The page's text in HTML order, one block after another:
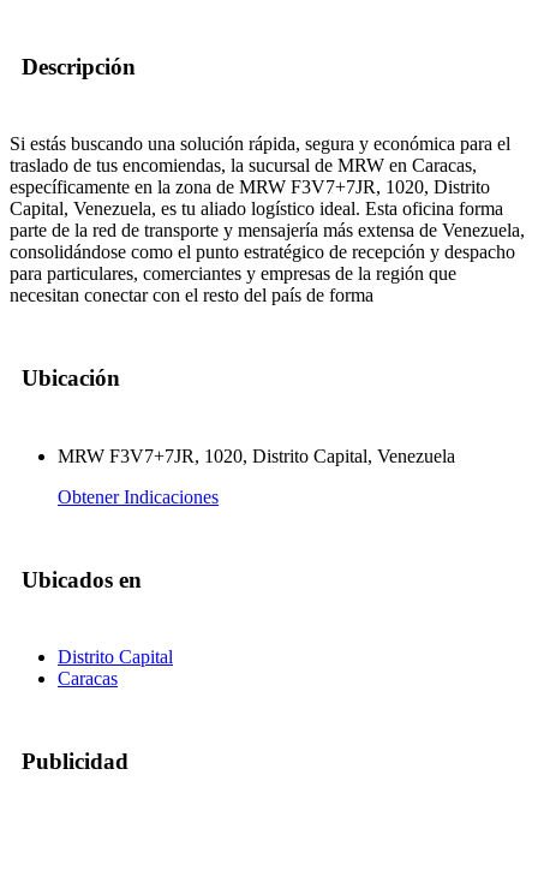
Descripción
Si estás buscando una solución rápida, segura y económica para el
traslado de tus encomiendas, la sucursal de MRW en Caracas,
específicamente en la zona de MRW F3V7+7JR, 1020, Distrito
Capital, Venezuela, es tu aliado logístico ideal. Esta oficina forma
parte de la red de transporte y mensajería más extensa de Venezuela,
consolidándose como el punto estratégico de recepción y despacho
para particulares, comerciantes y empresas de la región que
necesitan conectar con el resto del país de forma
Ubicación
MRW F3V7+7JR, 1020, Distrito Capital, Venezuela
Obtener Indicaciones
Ubicados en
Distrito Capital
Caracas
Publicidad